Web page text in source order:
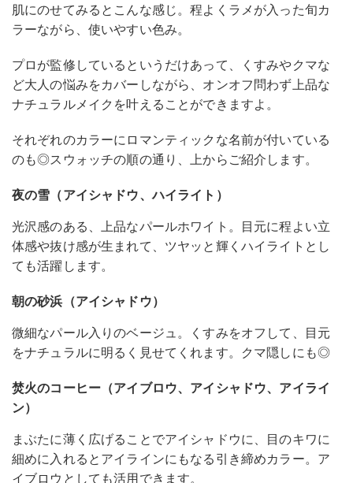
肌にのせてみるとこんな感じ。程よくラメが入った旬カ
ラーながら、使いやすい色み。
プロが監修しているというだけあって、くすみやクマな
ど大人の悩みをカバーしながら、オンオフ問わず上品な
ナチュラルメイクを叶えることができますよ。
それぞれのカラーにロマンティックな名前が付いている
のも◎スウォッチの順の通り、上からご紹介します。
夜の雪（アイシャドウ、ハイライト）
光沢感のある、上品なパールホワイト。目元に程よい立
体感や抜け感が生まれて、ツヤッと輝くハイライトとし
ても活躍します。
朝の砂浜（アイシャドウ）
微細なパール入りのベージュ。くすみをオフして、目元
をナチュラルに明るく見せてくれます。クマ隠しにも◎
焚火のコーヒー（アイブロウ、アイシャドウ、アイライ
ン）
まぶたに薄く広げることでアイシャドウに、目のキワに
細めに入れるとアイラインにもなる引き締めカラー。ア
イブロウとしても活用できます。